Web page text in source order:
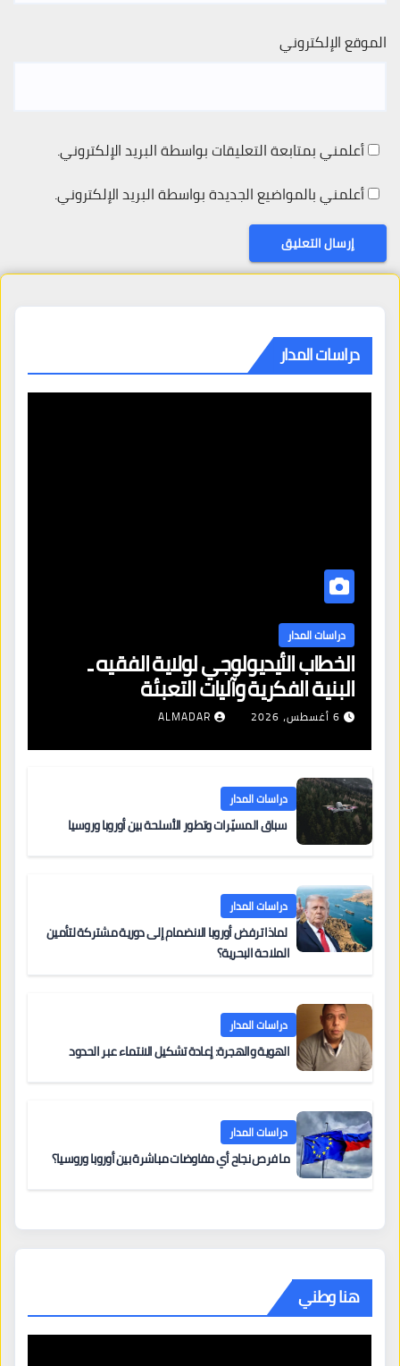
الموقع الإلكتروني
أعلمني بمتابعة التعليقات بواسطة البريد الإلكتروني.
أعلمني بالمواضيع الجديدة بواسطة البريد الإلكتروني.
دراسات المدار
دراسات المدار
الخطاب الأيديولوجي لولاية الفقيه ـ
البنية الفكرية وآليات التعبئة
6 أغسطس، 2026 ALMADAR
دراسات المدار
سباق المسيّرات وتطور الأسلحة بين أوروبا وروسيا
دراسات المدار
لماذا ترفض أوروبا الانضمام إلى دورية مشتركة لتأمين
الملاحة البحرية؟
دراسات المدار
الهوية والهجرة: إعادة تشكيل الانتماء عبر الحدود
دراسات المدار
ما فرص نجاح أي مفاوضات مباشرة بين أوروبا وروسيا؟
هنا وطني